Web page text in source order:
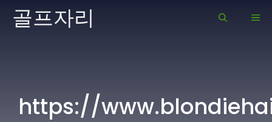
Skip골프자리
https://